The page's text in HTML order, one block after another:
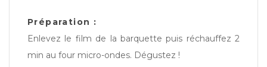
Préparation :
Enlevez le film de la barquette puis réchauffez 2
min au four micro-ondes. Dégustez !